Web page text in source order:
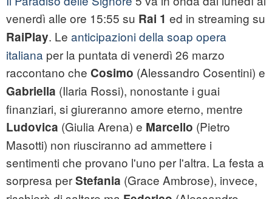
venerdì alle ore 15:55 su Rai 1 ed in streaming su
RaiPlay. Le anticipazioni della soap opera
italiana per la puntata di venerdì 26 marzo
raccontano che Cosimo (Alessandro Cosentini) e
Gabriella (Ilaria Rossi), nonostante i guai
finanziari, si giureranno amore eterno, mentre
Ludovica (Giulia Arena) e Marcello (Pietro
Masotti) non riusciranno ad ammettere i
sentimenti che provano l'uno per l'altra. La festa a
sorpresa perStefania (Grace Ambrose), invece,